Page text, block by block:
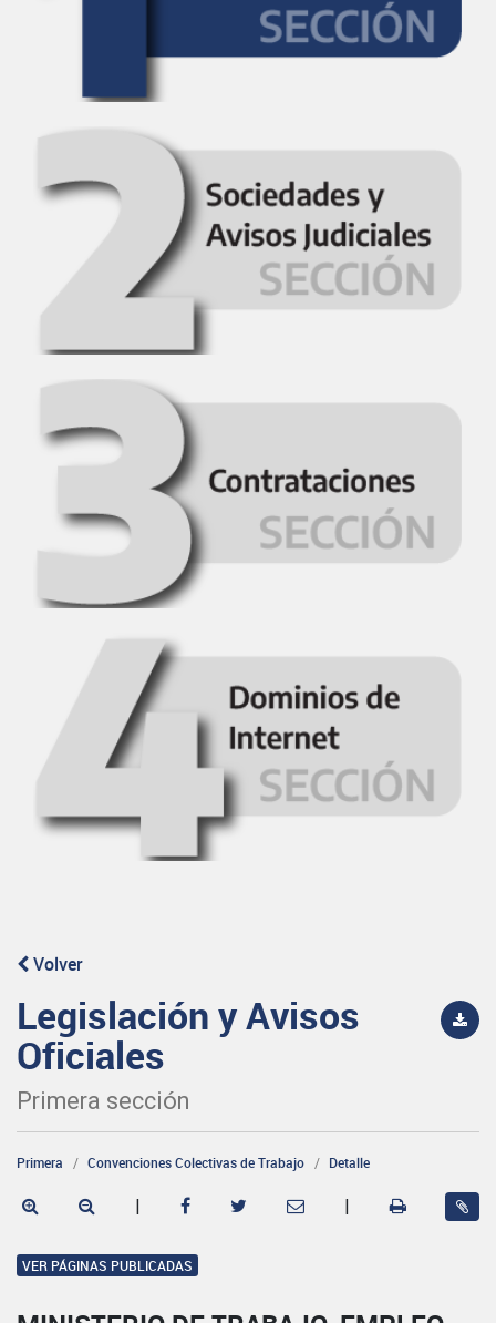
Volver
Legislación y Avisos
Oficiales
Primera sección
Primera Convenciones Colectivas de Trabajo Detalle
| |
VER PÁGINAS PUBLICADAS